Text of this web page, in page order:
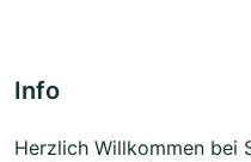
Info
Herzlich Willkommen bei